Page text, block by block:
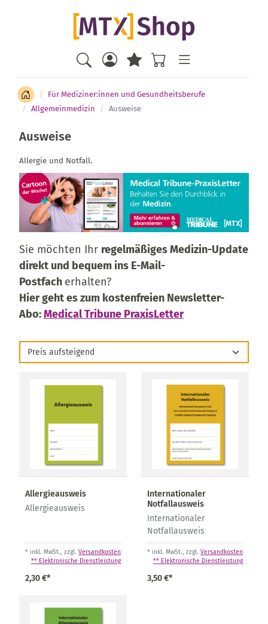
Für Mediziner:innen und Gesundheitsberufe
Allgemeinmedizin
Ausweise
Ausweise
Allergie und Notfall.
Sie möchten Ihr regelmäßiges Medizin-Update
direkt und bequem ins E-Mail-
Postfach erhalten?
Hier geht es zum kostenfreien Newsletter-
Abo:Medical Tribune PraxisLetter
Preis aufsteigend
Allergieausweis
2,30 €*
Allergieausweis
* inkl. MwSt., zzgl. Versandkosten
** Elektronische Dienstleistung
Internationaler
Notfallausweis
3,50 €*
Internationaler
Notfallausweis
* inkl. MwSt., zzgl. Versandkosten
** Elektronische Dienstleistung